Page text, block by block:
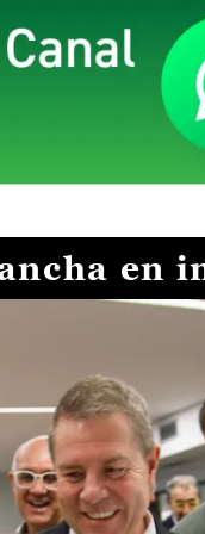
en